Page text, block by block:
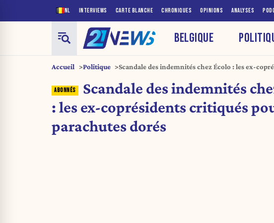
NL INTERVIEWS CARTE BLANCHE CHRONIQUES OPINIONS ANALYSES
BELGIQUE
Accueil Politique
Scandale des indemnités chez Écolo : les ex-
Scandale des indemnités
: les ex-coprésidents critiqués
parachutes dorés